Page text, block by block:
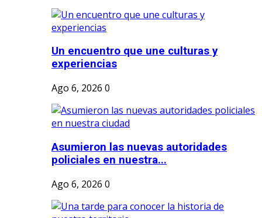
Un encuentro que une culturas y
experiencias
Ago 6, 2026 0
Asumieron las nuevas autoridades
policiales en nuestra...
Ago 6, 2026 0